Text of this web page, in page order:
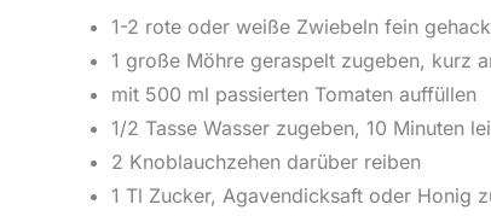
1-2 rote oder weiße Zwiebeln fein
1 große Möhre geraspelt zugeben, kurz
mit 500 ml passierten Tomaten auffüllen
1/2 Tasse Wasser zugeben, 10 Minuten
2 Knoblauchzehen darüber reiben
1 Tl Zucker, Agavendicksaft oder Honig